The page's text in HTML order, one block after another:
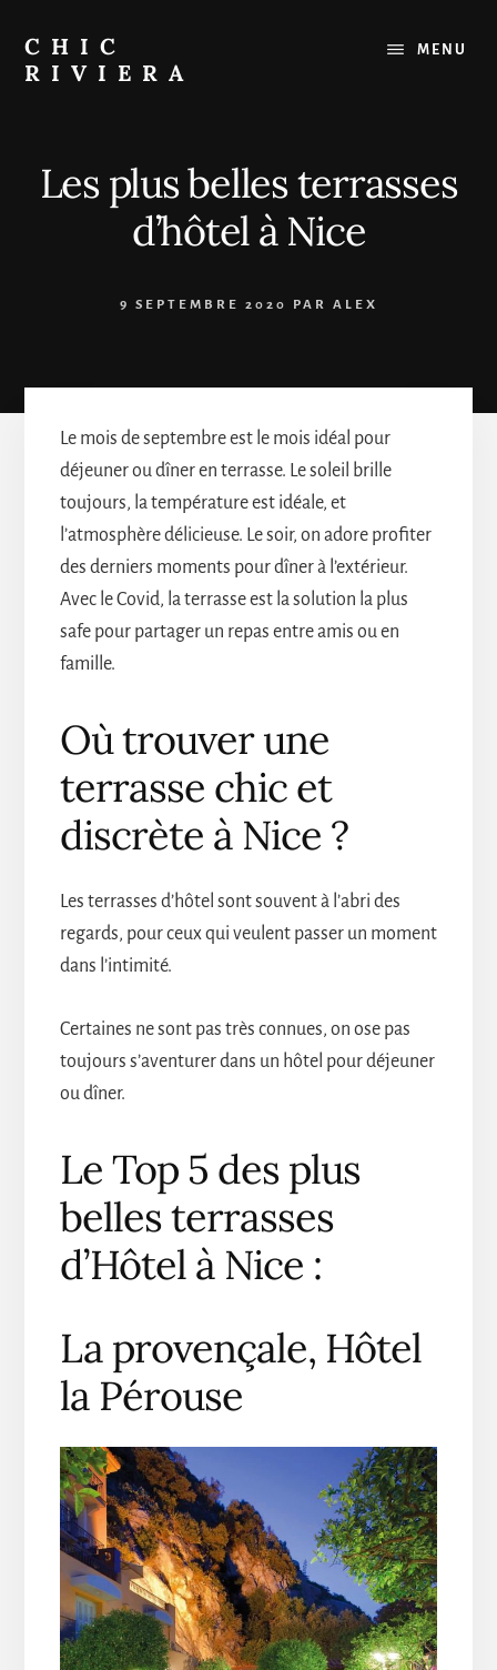
contenu
CHIC
RIVIERA
MENU
Les plus belles terrasses
d’hôtel à Nice
9 SEPTEMBRE 2020 PAR ALEX
Le mois de septembre est le mois idéal pour
déjeuner ou dîner en terrasse. Le soleil brille
toujours, la température est idéale, et
l’atmosphère délicieuse. Le soir, on adore profiter
des derniers moments pour dîner à l’extérieur.
Avec le Covid, la terrasse est la solution la plus
safe pour partager un repas entre amis ou en
famille.
Où trouver une
terrasse chic et
discrète à Nice ?
Les terrasses d’hôtel sont souvent à l’abri des
regards, pour ceux qui veulent passer un moment
dans l’intimité.
Certaines ne sont pas très connues, on ose pas
toujours s’aventurer dans un hôtel pour déjeuner
ou dîner.
Le Top 5 des plus
belles terrasses
d’Hôtel à Nice :
La provençale, Hôtel
la Pérouse